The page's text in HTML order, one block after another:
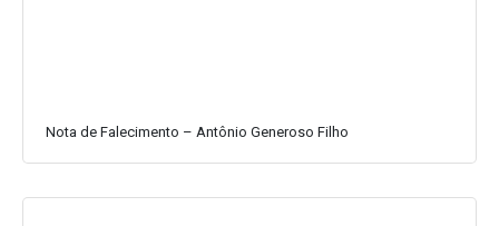
Nota de Falecimento – Antônio Generoso Filho